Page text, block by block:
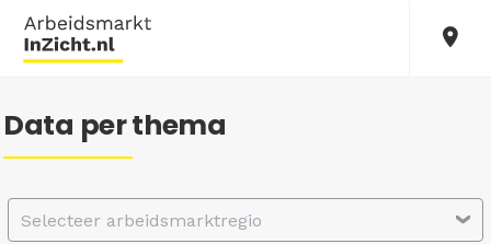
Data per thema
Selecteer arbeidsmarktregio